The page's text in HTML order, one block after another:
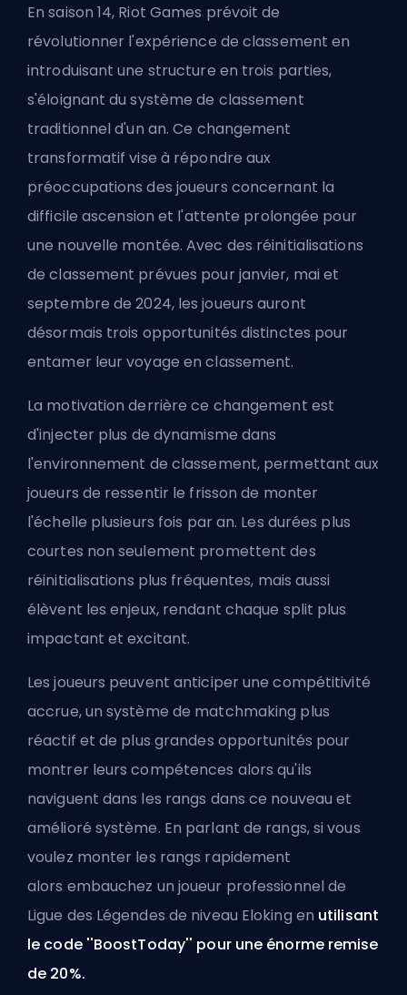
En saison 14, Riot Games prévoit de
révolutionner l'expérience de classement en
introduisant une structure en trois parties,
s'éloignant du système de classement
traditionnel d'un an. Ce changement
transformatif vise à répondre aux
préoccupations des joueurs concernant la
difficile ascension et l'attente prolongée pour
une nouvelle montée. Avec des réinitialisations
de classement prévues pour janvier, mai et
septembre de 2024, les joueurs auront
désormais trois opportunités distinctes pour
entamer leur voyage en classement.
La motivation derrière ce changement est
d'injecter plus de dynamisme dans
l'environnement de classement, permettant aux
joueurs de ressentir le frisson de monter
l'échelle plusieurs fois par an. Les durées plus
courtes non seulement promettent des
réinitialisations plus fréquentes, mais aussi
élèvent les enjeux, rendant chaque split plus
impactant et excitant.
Les joueurs peuvent anticiper une compétitivité
accrue, un système de matchmaking plus
réactif et de plus grandes opportunités pour
montrer leurs compétences alors qu'ils
naviguent dans les rangs dans ce nouveau et
amélioré système. En parlant de rangs, si vous
voulez monter les rangs rapidement
alors embauchez un joueur professionnel de
Ligue des Légendes de niveau Eloking en utilisant
le code ''BoostToday'' pour une énorme remise
de 20%.